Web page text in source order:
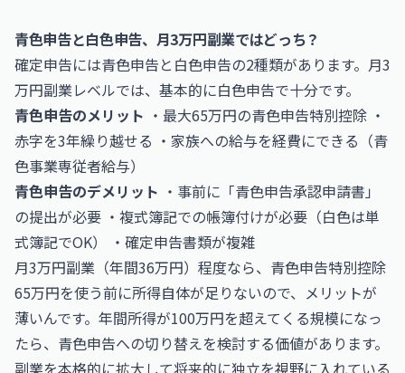
青色申告と白色申告、月3万円副業ではどっち？
確定申告には青色申告と白色申告の2種類があります。月3
万円副業レベルでは、基本的に白色申告で十分です。
青色申告のメリット ・最大65万円の青色申告特別控除 ・
赤字を3年繰り越せる ・家族への給与を経費にできる（青
色事業専従者給与）
青色申告のデメリット ・事前に「青色申告承認申請書」
の提出が必要 ・複式簿記での帳簿付けが必要（白色は単
式簿記でOK） ・確定申告書類が複雑
月3万円副業（年間36万円）程度なら、青色申告特別控除
65万円を使う前に所得自体が足りないので、メリットが
薄いんです。年間所得が100万円を超えてくる規模になっ
たら、青色申告への切り替えを検討する価値があります。
副業を本格的に拡大して将来的に独立を視野に入れている